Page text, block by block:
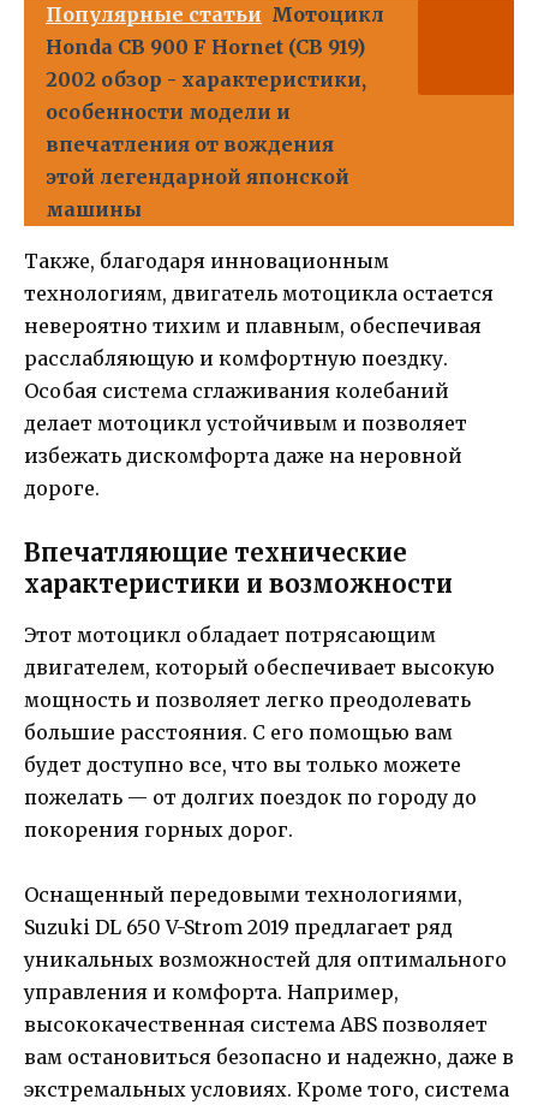
Популярные статьи Мотоцикл
Honda CB 900 F Hornet (CB 919)
2002 обзор - характеристики,
особенности модели и
впечатления от вождения
этой легендарной японской
машины
Также, благодаря инновационным
технологиям, двигатель мотоцикла остается
невероятно тихим и плавным, обеспечивая
расслабляющую и комфортную поездку.
Особая система сглаживания колебаний
делает мотоцикл устойчивым и позволяет
избежать дискомфорта даже на неровной
дороге.
Впечатляющие технические
характеристики и возможности
Этот мотоцикл обладает потрясающим
двигателем, который обеспечивает высокую
мощность и позволяет легко преодолевать
большие расстояния. С его помощью вам
будет доступно все, что вы только можете
пожелать — от долгих поездок по городу до
покорения горных дорог.
Оснащенный передовыми технологиями,
Suzuki DL 650 V-Strom 2019 предлагает ряд
уникальных возможностей для оптимального
управления и комфорта. Например,
высококачественная система ABS позволяет
вам остановиться безопасно и надежно, даже в
экстремальных условиях. Кроме того, система